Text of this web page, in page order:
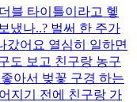
더블 타이틀이라고 헿
냈나..? 벌써 한 주가
갔어요 열심히 일하면
도 보고 친구랑 농구
아서 벚꽃 구경 하는
지기 전에 친구랑 가